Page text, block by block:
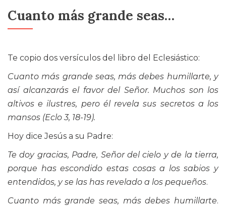
Cuanto más grande seas…
Te copio dos versículos del libro del Eclesiástico:
Cuanto más grande seas, más debes humillarte, y
así alcanzarás el favor del Señor. Muchos son los
altivos e ilustres, pero él revela sus secretos a los
mansos (Eclo 3, 18-19).
Hoy dice Jesús a su Padre:
Te doy gracias, Padre, Señor del cielo y de la tierra,
porque has escondido estas cosas a los sabios y
entendidos, y se las has revelado a los pequeños.
Cuanto más grande seas, más debes humillarte.